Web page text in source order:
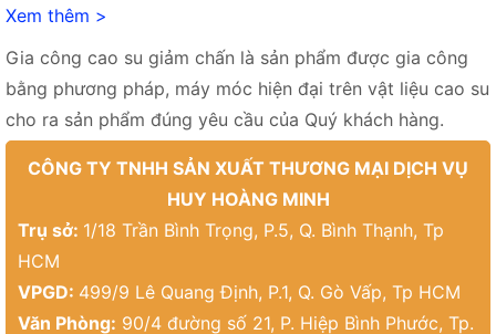
Xem thêm >
Gia công cao su giảm chấn là sản phẩm được gia công
bằng phương pháp, máy móc hiện đại trên vật liệu cao su
cho ra sản phẩm đúng yêu cầu của Quý khách hàng.
CÔNG TY TNHH SẢN XUẤT THƯƠNG MẠI DỊCH VỤ
HUY HOÀNG MINH
Trụ sở: 1/18 Trần Bình Trọng, P.5, Q. Bình Thạnh, Tp
HCM
VPGD: 499/9 Lê Quang Định, P.1, Q. Gò Vấp, Tp HCM
Văn Phòng: 90/4 đường số 21, P. Hiệp Bình Phước, Tp.